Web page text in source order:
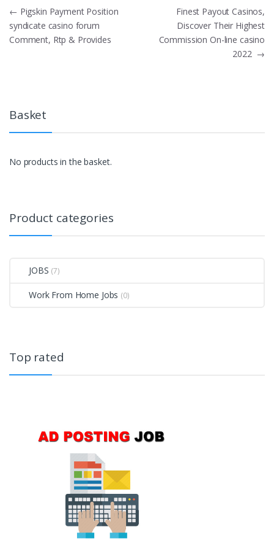
Post
navigation
← Pigskin Payment Position
syndicate casino forum
Comment, Rtp & Provides
Finest Payout Casinos,
Discover Their Highest
Commission On-line casino
2022 →
Basket
No products in the basket.
Product categories
JOBS (7)
Work From Home Jobs (0)
Top rated